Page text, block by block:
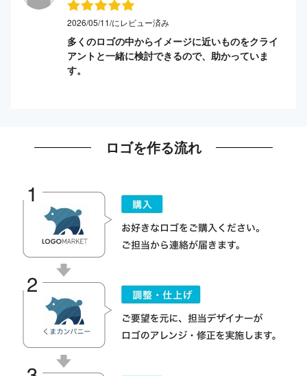
2026/05/11/にレビュー済み
多くのロゴの中からイメージに近いものをクライ
アントと一緒に検討できるので、助かっていま
す。
ロゴを作る流れ